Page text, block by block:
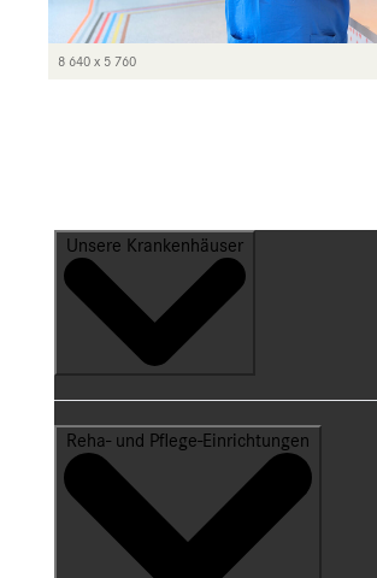
8 640 x 5 760
Unsere Krankenhäuser
Reha- und Pflege-Einrichtungen